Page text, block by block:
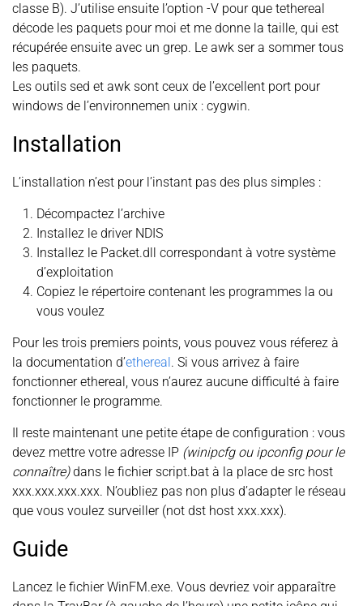
classe B). J’utilise ensuite l’option -V pour que tethereal
décode les paquets pour moi et me donne la taille, qui est
récupérée ensuite avec un grep. Le awk ser a sommer tous
les paquets.
Les outils sed et awk sont ceux de l’excellent port pour
windows de l’environnemen unix : cygwin.
Installation
L’installation n’est pour l’instant pas des plus simples :
Décompactez l’archive
Installez le driver NDIS
Installez le Packet.dll correspondant à votre système
d’exploitation
Copiez le répertoire contenant les programmes la ou
vous voulez
Pour les trois premiers points, vous pouvez vous réferez à
la documentation d’ethereal. Si vous arrivez à faire
fonctionner ethereal, vous n’aurez aucune difficulté à faire
fonctionner le programme.
Il reste maintenant une petite étape de configuration : vous
devez mettre votre adresse IP (winipcfg ou ipconfig pour le
connaître)dans le fichier script.bat à la place de src host
xxx.xxx.xxx.xxx. N’oubliez pas non plus d’adapter le réseau
que vous voulez surveiller (not dst host xxx.xxx).
Guide
Lancez le fichier WinFM.exe. Vous devriez voir apparaître